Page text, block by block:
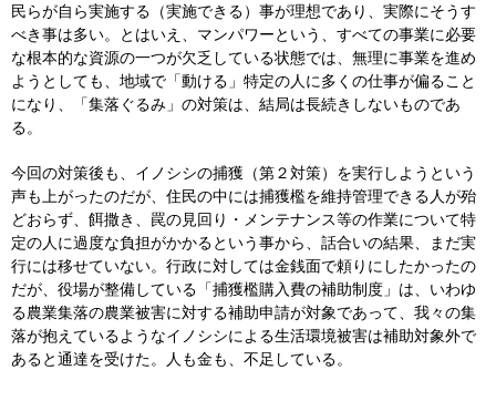
民らが自ら実施する（実施できる）事が理想であり、実際にそうす
べき事は多い。とはいえ、マンパワーという、すべての事業に必要
な根本的な資源の一つが欠乏している状態では、無理に事業を進め
ようとしても、地域で「動ける」特定の人に多くの仕事が偏ること
になり、「集落ぐるみ」の対策は、結局は長続きしないものであ
る。
今回の対策後も、イノシシの捕獲（第２対策）を実行しようという
声も上がったのだが、住民の中には捕獲檻を維持管理できる人が殆
どおらず、餌撒き、罠の見回り・メンテナンス等の作業について特
定の人に過度な負担がかかるという事から、話合いの結果、まだ実
行には移せていない。行政に対しては金銭面で頼りにしたかったの
だが、役場が整備している「捕獲檻購入費の補助制度」は、いわゆ
る農業集落の農業被害に対する補助申請が対象であって、我々の集
落が抱えているようなイノシシによる生活環境被害は補助対象外で
あると通達を受けた。人も金も、不足している。